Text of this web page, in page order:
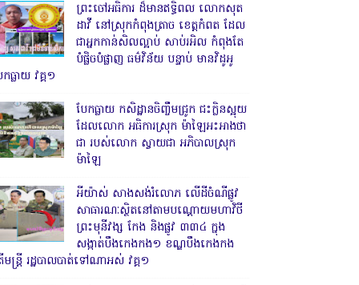
ព្រះចៅអធិការ ដ៏មានឥទ្ធិពល លោកសុត
ដាវី នៅស្រុកកំពុងត្រាច ខេត្តកំពត ដែល
ជាអ្នកកាន់សិលល្អាប់ សាប់រអិល កំពុងតែ
បំផ្លិចបំផ្លាញ ធម៌វិន័យ បន្ទាប់ មានវិដូអូ
កធ្លាយ វគ្គ១
បែកធ្លាយ កសិដ្ឋានចិញ្ចឹមជ្រូក ជះក្លិនស្អុយ
ដែលលោក អធិការស្រុក ម៉ាឡៃអះអាងថា
ជា របស់លោក ស្វាយជា អភិបាលស្រុក
ម៉ាឡៃ
អីយ៉ាស់ សាងសង់រំលោភ លើដីចំណីផ្លូវ
សាធារណៈស្ថិតនៅតាមបណ្ដោយមហាវិថី
ព្រះមុនីវង្ស កែង និងផ្លូវ ៣៣៤ ក្នុង
សង្កាត់បឹងកេងកង១ ខណ្ឌបឹងកេងកង
មន្ត្រី រដ្ឋបាលបាត់ទៅណាអស់ វគ្គ១